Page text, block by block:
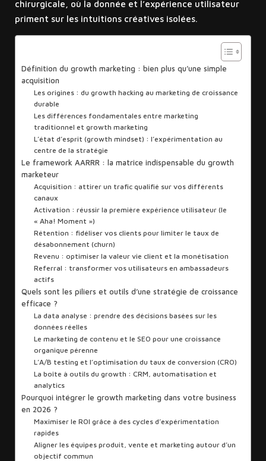
chirurgicale, où la donnée et l’expérience utilisateur
priment sur les intuitions créatives isolées.
Définition du growth marketing : bien plus qu’une simple
acquisition
Les origines : du growth hacking au marketing de croissance
durable
Les différences fondamentales entre marketing
traditionnel et growth marketing
L’état d’esprit (growth mindset) : l’expérimentation au
centre de la stratégie
Le framework AARRR : la matrice indispensable du growth
marketeur
Acquisition : attirer un trafic qualifié sur vos différents
canaux
Activation : réussir la première expérience utilisateur (le
« Aha! Moment »)
Rétention : fidéliser vos clients pour limiter le taux de
désabonnement (churn)
Revenu : optimiser la valeur vie client et la monétisation
Referral : transformer vos utilisateurs en ambassadeurs
actifs
Quels sont les piliers et outils d’une stratégie de croissance
efficace ?
La data analyse : prendre des décisions basées sur les
données réelles
Le marketing de contenu et le SEO pour une croissance
organique pérenne
L’A/B testing et l’optimisation du taux de conversion (CRO)
La boîte à outils du growth : CRM, automatisation et
analytics
Pourquoi intégrer le growth marketing dans votre business
en 2026 ?
Maximiser le ROI grâce à des cycles d’expérimentation
rapides
Aligner les équipes produit, vente et marketing autour d’un
objectif commun